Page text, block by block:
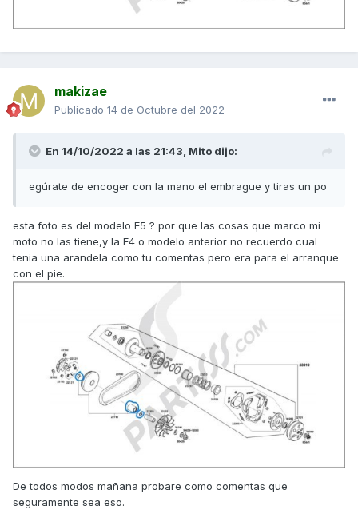
makizae
Publicado 14 de Octubre del 2022
En 14/10/2022 a las 21:43, Mito dijo:
egúrate de encoger con la mano el embrague y tiras un po
esta foto es del modelo E5 ? por que las cosas que marco mi
moto no las tiene,y la E4 o modelo anterior no recuerdo cual
tenia una arandela como tu comentas pero era para el arranque
con el pie.
De todos modos mañana probare como comentas que
seguramente sea eso.